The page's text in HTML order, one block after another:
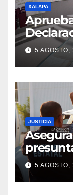
XALAPA
en5 AGOSTO,
JUSTICIA
Público
5 AGOSTO,